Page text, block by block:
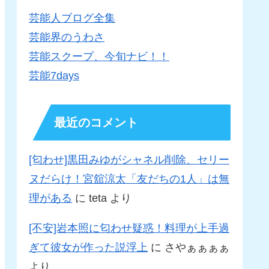
芸能人ブログ全集
芸能界のうわさ
芸能スクープ、今旬ナビ！！
芸能7days
最近のコメント
[匂わせ]黒田みゆがシャネル削除、セリー
ヌだらけ！宮舘涼太「友だちの1人」は無
理がある に teta より
[不安]岩本照に匂わせ疑惑！料理が上手過
ぎて彼女が作った説浮上 に さやぁぁぁぁ
より